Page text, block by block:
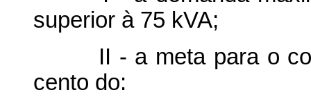
superior à 75 kVA;
II - a meta para o
cento do: